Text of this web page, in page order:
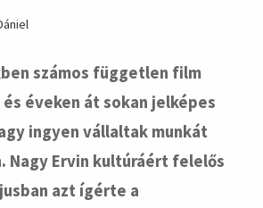
számos független film
éveken át sokan jelképes
ingyen vállaltak munkát
Nagy Ervin kultúráért felelős
azt ígérte a